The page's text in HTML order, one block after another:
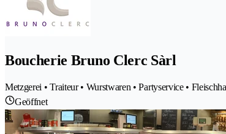
Boucherie Bruno Clerc Sàrl
Metzgerei • Traiteur • Wurstwaren • Partyservice •
Geöffnet